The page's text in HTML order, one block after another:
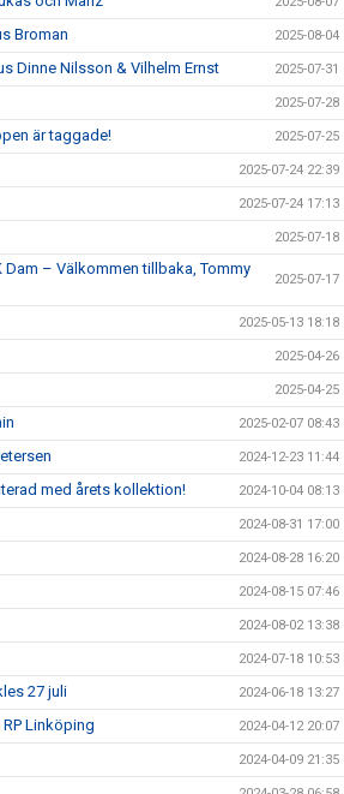
Broman 2025-08-04
Dinne Nilsson & Vilhelm Ernst 2025-07-31
2025-07-28
är taggade! 2025-07-25
2025-07-24 22:39
2025-07-24 17:13
2025-07-18
Dam – Välkommen tillbaka, Tommy
2025-07-17
2025-05-13 18:18
2025-04-26
2025-04-25
2025-02-07 08:43
2024-12-23 11:44
med årets kollektion! 2024-10-04 08:13
2024-08-31 17:00
2024-08-28 16:20
2024-08-15 07:46
2024-08-02 13:38
2024-07-18 10:53
27 juli 2024-06-18 13:27
Linköping 2024-04-12 20:07
2024-04-09 21:35